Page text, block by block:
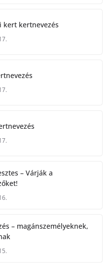
kert kertnevezés
– Várják a
– magánszemélyeknek,